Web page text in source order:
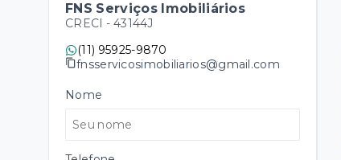
FNS Serviços Imobiliários
CRECI - 43144J
(11) 95925-9870
fnsservicosimobiliarios@gmail.com
Nome